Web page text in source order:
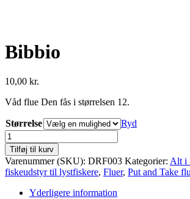
Bibbio
10,00 kr.
Våd flue Den fås i størrelsen 12.
Størrelse
Ryd
Bibbio
antal
Tilføj til kurv
Varenummer (SKU): DRF003 Kategorier: Alt i
fiskeudstyr til lystfiskere, Fluer, Put and Take
Yderligere information